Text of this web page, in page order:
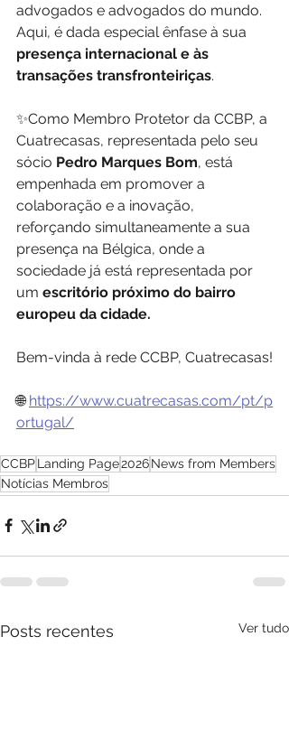
advogados e advogados do mundo.
Aqui, é dada especial ênfase à sua
presença internacional e às
transações transfronteiriças.
✨Como Membro Protetor da CCBP, a
Cuatrecasas, representada pelo seu
sócio Pedro Marques Bom, está
empenhada em promover a
colaboração e a inovação,
reforçando simultaneamente a sua
presença na Bélgica, onde a
sociedade já está representada por
um escritório próximo do bairro
europeu da cidade.
Bem-vinda à rede CCBP, Cuatrecasas!
🌐 https://www.cuatrecasas.com/pt/p
ortugal/
CCBPLanding Page2026News from Members
Notícias Membros
Posts recentes Ver tudo